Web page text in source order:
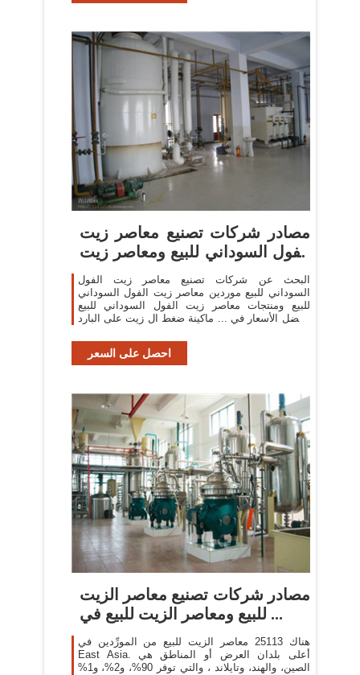
مصادر شركات تصنيع معاصر زيت
الفول السوداني للبيع ومعاصر زيت
...
البحث عن شركات تصنيع معاصر زيت الفول
السوداني للبيع موردين معاصر زيت الفول السوداني
للبيع ومنتجات معاصر زيت الفول السوداني للبيع
بأفضل الأسعار في ... ماكينة ضغط ال زيت على البارد
احصل على السعر
مصادر شركات تصنيع معاصر الزيت
للبيع ومعاصر الزيت للبيع في ...
هناك 25113 معاصر الزيت للبيع من المورِّدين في
East Asia. أعلى بلدان العرض أو المناطق هي
الصين، والهند، وتايلاند ، والتي توفر 90%، و2%، و1%